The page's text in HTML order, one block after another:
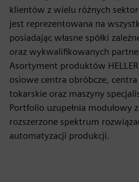
klientów z wielu różnych
jest reprezentowana na
posiadając własne spółki
oraz wykwalifikowanych
Asortyment produktów
osiowe centra obróbcze,
tokarskie oraz maszyny
Portfolio uzupełnia modułowy
rozszerzone spektrum
automatyzacji produkcji.